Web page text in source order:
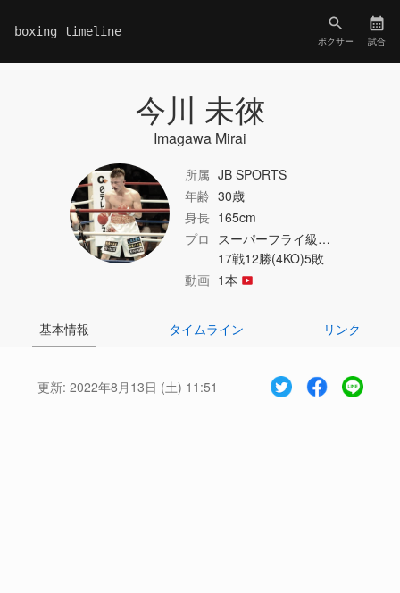
boxing timeline
ボクサー 試合
今川 未徠
Imagawa Mirai
所属 JB SPORTS
年齢 30歳
身長 165cm
プロ スーパーフライ級…
17戦12勝(4KO)5敗
動画 1本
基本情報 タイムライン リンク
更新: 2022年8月13日 (土) 11:51